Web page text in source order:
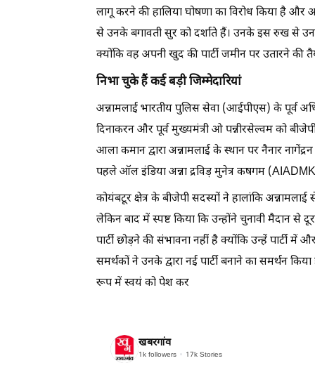
लागू करने की हालिया घोषणा का विरोध किया है
से उनके बगावती सुर को दर्शाते हैं। उनके इस रुख से उन
क्योंकि वह अपनी खुद की पार्टी जमीन पर उतारने की
निभा चुके हैं कई बड़ी जिम्मेदारियां
अन्नामलाई भारतीय पुलिस सेवा (आईपीएस) के पूर्व
दिनाकरन और पूर्व मुख्यमंत्री ओ पन्नीरसेल्वम को
आला कमान द्वारा अन्नामलाई के स्थान पर नैनार
पहले ऑल इंडिया अन्ना द्रविड़ मुनेत्र कषगम
कोयंबटूर क्षेत्र के बीजेपी सदस्यों ने हालांकि
लेकिन बाद में स्पष्ट किया कि उन्होंने चुनावी मैदान से
पार्टी छोड़ने की संभावना नहीं है क्योंकि उन्हें पार्टी
समर्थकों ने उनके द्वारा नई पार्टी बनाने का समर्थन
रूप में स्वयं को पेश कर
खबरगांव
1k followers 17k Stories